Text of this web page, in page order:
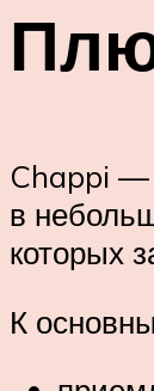
Chappi —
в
которых
К